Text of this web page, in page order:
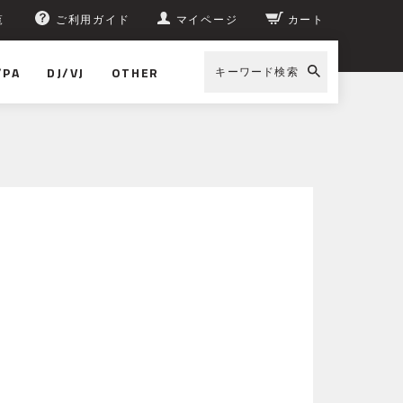
ご利用ガイド マイページ カート
DJ/VJ OTHER キーワード検索